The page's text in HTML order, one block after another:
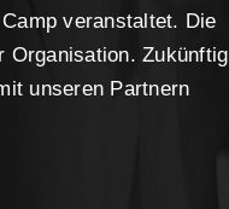
veranstaltet. Die
Organisation. Zukünftig
unseren Partnern